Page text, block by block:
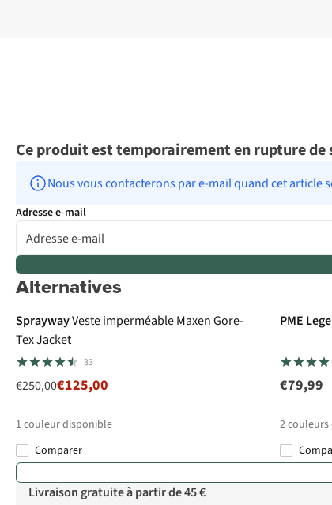
Ce produit est temporairement en rupture de
Nous vous contacterons par e-mail quand cet article
Adresse e-mail
Alternatives
-50% Gore-Tex
SpraywayVeste imperméable Maxen Gore-
Tex Jacket
33
€250,00€125,00
1 couleur disponible
Comparer
PME
€79,99
2
Livraison gratuite à partir de 45 €